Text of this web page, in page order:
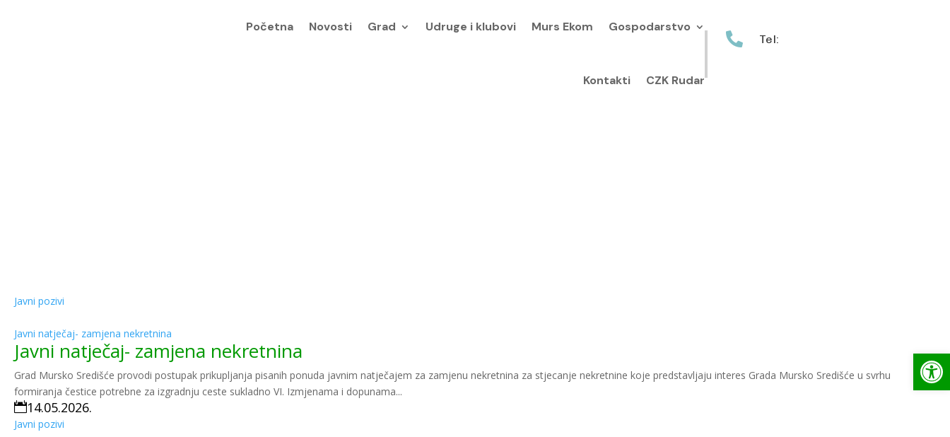
Početna Novosti Grad Udruge i klubovi Murs Ekom Gospodarstvo
Kontakti CZK Rudar
 Tel:
Javni pozivi
Javni natječaj- zamjena nekretnina
Javni natječaj- zamjena nekretnina
Grad Mursko Središće provodi postupak prikupljanja pisanih ponuda javnim natječajem za zamjenu nekretnina za stjecanje nekretnine koje predstavljaju interes Grada Mursko Središće u svrhu
formiranja čestice potrebne za izgradnju ceste sukladno VI. Izmjenama i dopunama...
14.05.2026.
Javni pozivi